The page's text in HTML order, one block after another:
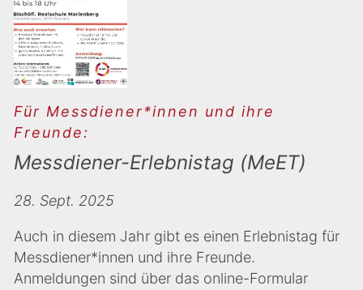
Für Messdiener*innen und ihre
Freunde:
Messdiener-Erlebnistag (MeET)
28. Sept. 2025
Auch in diesem Jahr gibt es einen Erlebnistag für
Messdiener*innen und ihre Freunde.
Anmeldungen sind über das online-Formular